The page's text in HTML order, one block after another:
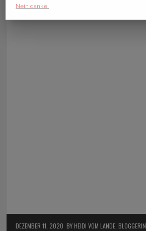
DEZEMBER 11, 2020 BY HEIDI VOM LANDE, BLOGGERIN
Nein danke.